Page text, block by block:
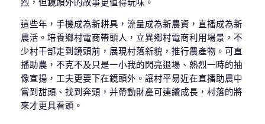
烈，但鏡頭外的故事更值得玩味。
這些年，手機成為新耕具，流量成為新農資，直播成為新
農活。培養鄉村電商帶頭人，立異鄉村電商利用場景，不
少村干部走到鏡頭前，展現村落新貌，推行農產物。可直
播助農，不克不及只是一小我的閃亮退場、熱烈一時的抽
像宣揚，工夫更要下在鏡頭外。讓村平易近在直播助農中
嘗到甜頭、找到奔頭，并帶動財產可連續成長，村落的將
來才更具看頭。